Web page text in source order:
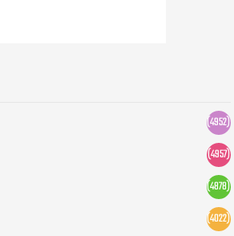
(4952)
(4957)
(4878)
(4022)